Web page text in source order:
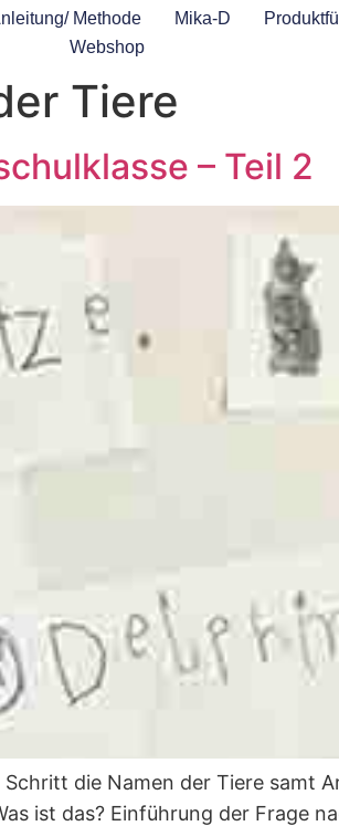
Methode Mika-D
Webshop
Tiere
– Teil 2​
die Namen der Tiere samt
ist das? Einführung der Frage